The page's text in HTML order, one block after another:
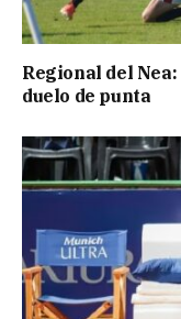
Regional del
duelo de punta